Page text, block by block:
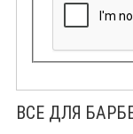
ВСЕ ДЛЯ